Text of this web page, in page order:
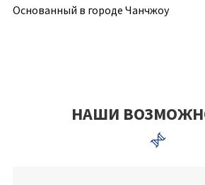
Основанный в городе Чанчжоу
НАШИ
